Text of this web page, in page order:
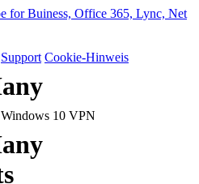
Support Cookie-Hinweis
Windows 10 VPN